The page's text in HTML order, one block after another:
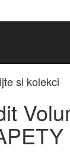
si kolekci